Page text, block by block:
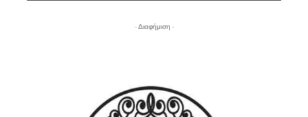
- Διαφήμιση -